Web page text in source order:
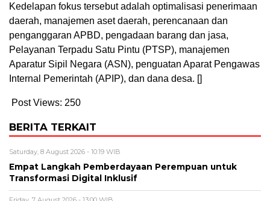
Kedelapan fokus tersebut adalah optimalisasi penerimaan
daerah, manajemen aset daerah, perencanaan dan
penganggaran APBD, pengadaan barang dan jasa,
Pelayanan Terpadu Satu Pintu (PTSP), manajemen
Aparatur Sipil Negara (ASN), penguatan Aparat Pengawas
Internal Pemerintah (APIP), dan dana desa. []
Post Views: 250
BERITA TERKAIT
Saturday, 8 August 2026 - 10:19 WIB
Empat Langkah Pemberdayaan Perempuan untuk
Transformasi Digital Inklusif